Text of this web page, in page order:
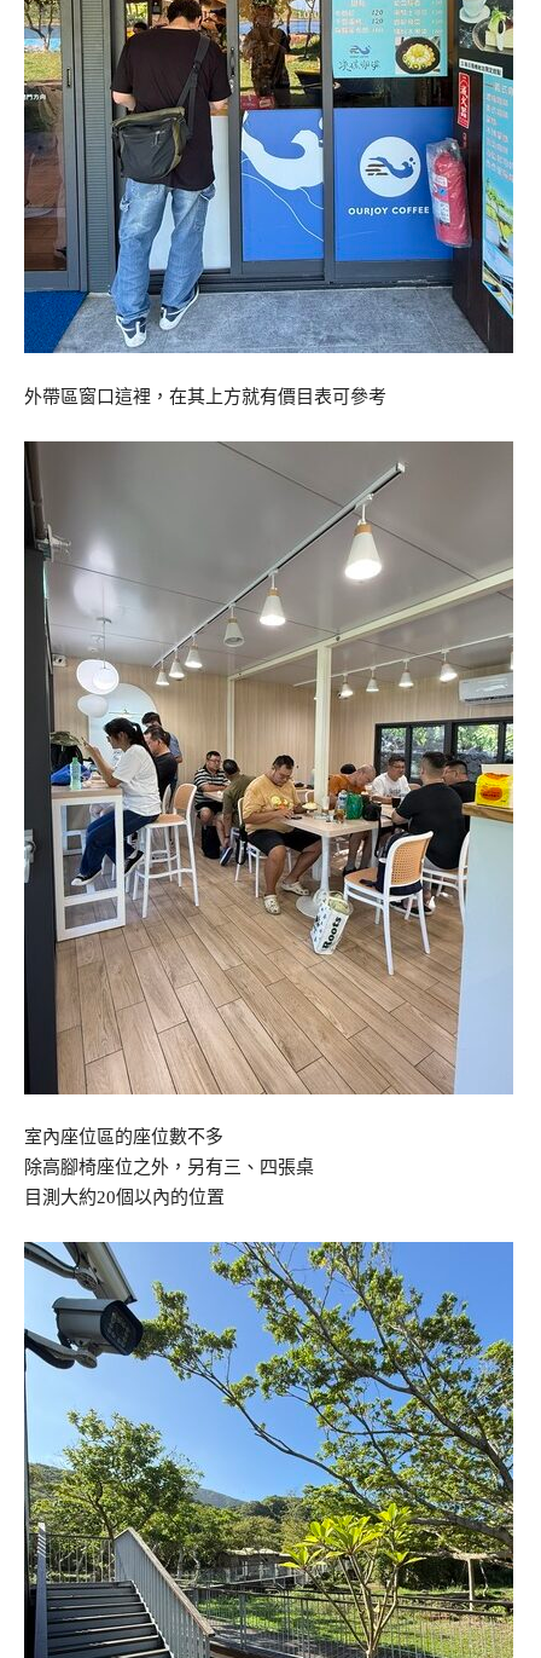
外帶區窗口這裡，在其上方就有價目表可參考
室內座位區的座位數不多
除高腳椅座位之外，另有三、四張桌
目測大約20個以內的位置